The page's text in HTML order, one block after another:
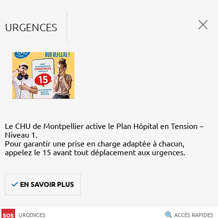
URGENCES
Le CHU de Montpellier active le Plan Hôpital en Tension –
Niveau 1.
Pour garantir une prise en charge adaptée à chacun,
appelez le 15 avant tout déplacement aux urgences.
EN SAVOIR PLUS
URGENCES ACCÈS RAPIDES